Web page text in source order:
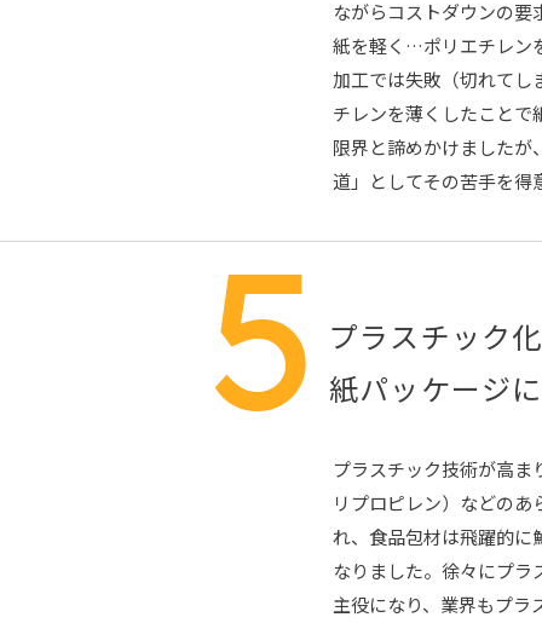
ながらコストダウンの要
紙を軽く…ポリエチレン
加工では失敗（切れてし
チレンを薄くしたことで
限界と諦めかけましたが
道」としてその苦手を得
5 プラスチック
紙パッケージ
プラスチック技術が高ま
リプロピレン）などの
れ、食品包材は飛躍的に
なりました。徐々にプラ
主役になり、業界もプラ